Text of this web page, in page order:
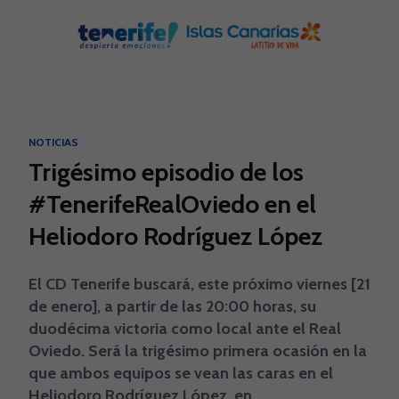
NOTICIAS
Trigésimo episodio de los
#TenerifeRealOviedo en el
Heliodoro Rodríguez López
El CD Tenerife buscará, este próximo viernes [21
de enero], a partir de las 20:00 horas, su
duodécima victoria como local ante el Real
Oviedo. Será la trigésimo primera ocasión en la
que ambos equipos se vean las caras en el